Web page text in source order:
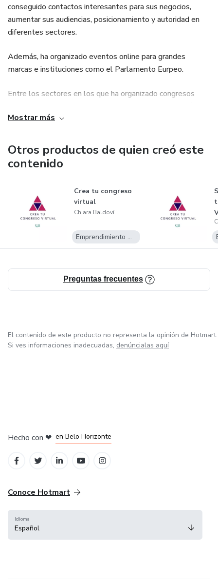
conseguido contactos interesantes para sus negocios,
aumentar sus audiencias, posicionamiento y autoridad en
diferentes sectores.
Además, ha organizado eventos online para grandes
marcas e instituciones como el Parlamento Eurpeo.
Entre los sectores en los que ha organizado congresos
farmacia y medicina, yoga, famosos, gastronomia, email
monetización, emprendedores, negocios...
Mostrar más
Otros productos de quien creó este
contenido
Crea tu congreso
virtual
Chiara Baldoví
Emprendimiento Digital
Preguntas frecuentes
El contenido de este producto no representa la opinión de Hotmart.
Si ves informaciones inadecuadas, denúncialas aquí
Hecho con ❤ en Belo Horizonte
Conoce Hotmart
Idioma
Español